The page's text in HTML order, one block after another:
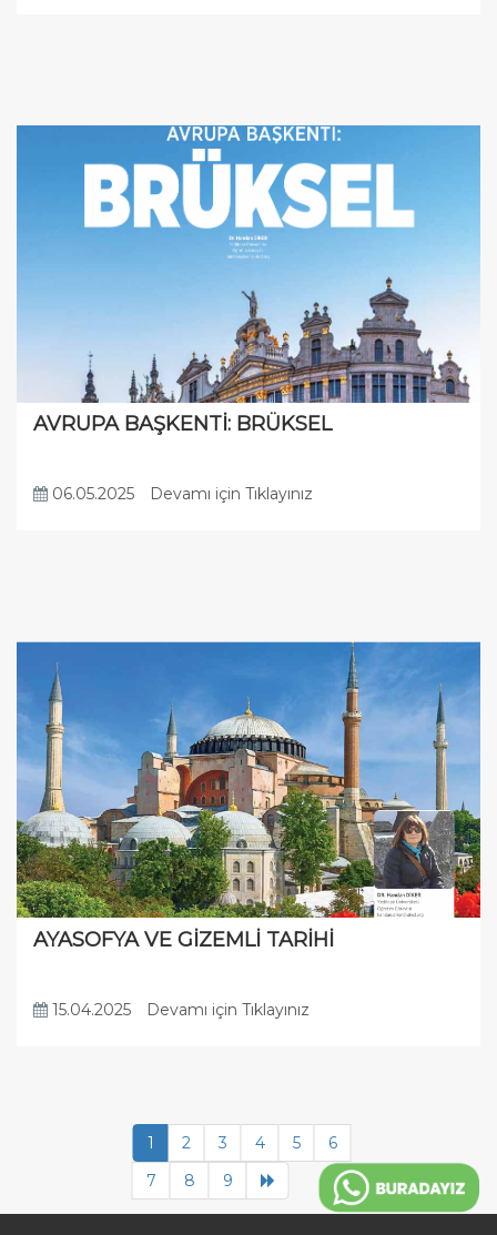
AVRUPA BAŞKENTİ: BRÜKSEL
06.05.2025 Devamı için Tıklayınız
AYASOFYA VE GİZEMLİ TARİHİ
15.04.2025 Devamı için Tıklayınız
1 2 3 4 5
6
7
8 9